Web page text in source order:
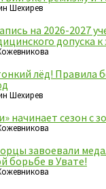
Шехирев
на 2026-2027
допуска
лёд! Правила
Шехирев
начинает сезон с
завоевали
борьбе в Увате!